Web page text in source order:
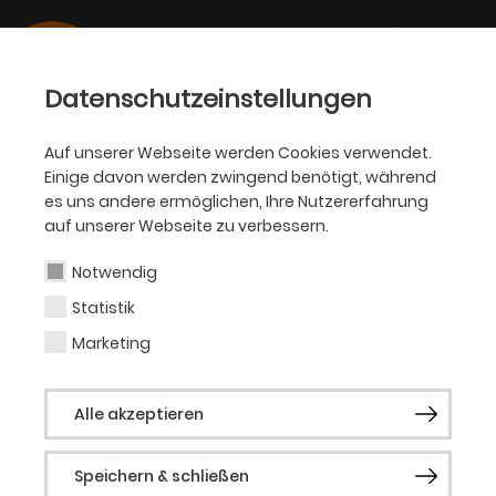
Datenschutzeinstellungen
Auf unserer Webseite werden Cookies verwendet.
Einige davon werden zwingend benötigt, während
es uns andere ermöglichen, Ihre Nutzererfahrung
auf unserer Webseite zu verbessern.
Notwendig
Statistik
Marketing
Alle akzeptieren
Speichern & schließen
12.03.2025 KJT
DEMOKRATIE WILL GELERNT
SEIN
„Das Gewicht der Ameisen“ feiert Premiere